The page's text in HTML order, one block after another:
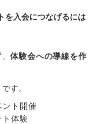
を入会につなげるには
、体験会への導線を作
す。
ント開催
ト体験